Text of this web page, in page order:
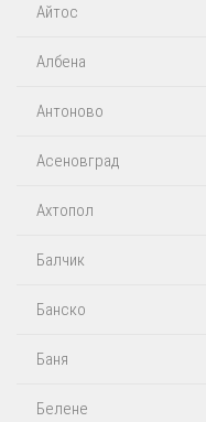
Айтос‎
Албена
Антоново
Асеновград
Ахтопол
Балчик
Банско
Баня
Белене